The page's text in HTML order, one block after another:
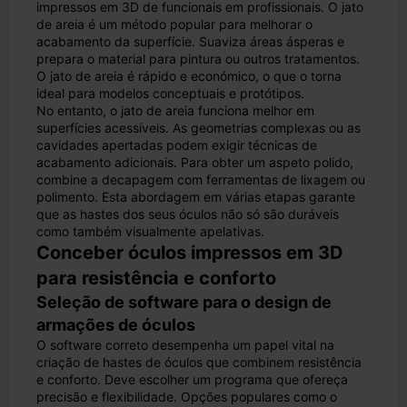
impressos em 3D de funcionais em profissionais. O jato
de areia é um método popular para melhorar o
acabamento da superfície. Suaviza áreas ásperas e
prepara o material para pintura ou outros tratamentos.
O jato de areia é rápido e económico, o que o torna
ideal para modelos conceptuais e protótipos.
No entanto, o jato de areia funciona melhor em
superfícies acessíveis. As geometrias complexas ou as
cavidades apertadas podem exigir técnicas de
acabamento adicionais. Para obter um aspeto polido,
combine a decapagem com ferramentas de lixagem ou
polimento. Esta abordagem em várias etapas garante
que as hastes dos seus óculos não só são duráveis
como também visualmente apelativas.
Conceber óculos impressos em 3D
para resistência e conforto
Seleção de software para o design de
armações de óculos
O software correto desempenha um papel vital na
criação de hastes de óculos que combinem resistência
e conforto. Deve escolher um programa que ofereça
precisão e flexibilidade. Opções populares como o